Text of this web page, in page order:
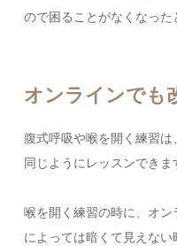
ので困ることがなくなった
オンラインでも
腹式呼吸や喉を開く練習
同じようにレッスンできま
喉を開く練習の時に、オ
によっては暗くて見えない